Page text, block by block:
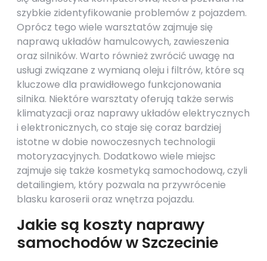
szybkie zidentyfikowanie problemów z pojazdem.
Oprócz tego wiele warsztatów zajmuje się
naprawą układów hamulcowych, zawieszenia
oraz silników. Warto również zwrócić uwagę na
usługi związane z wymianą oleju i filtrów, które są
kluczowe dla prawidłowego funkcjonowania
silnika. Niektóre warsztaty oferują także serwis
klimatyzacji oraz naprawy układów elektrycznych
i elektronicznych, co staje się coraz bardziej
istotne w dobie nowoczesnych technologii
motoryzacyjnych. Dodatkowo wiele miejsc
zajmuje się także kosmetyką samochodową, czyli
detailingiem, który pozwala na przywrócenie
blasku karoserii oraz wnętrza pojazdu.
Jakie są koszty naprawy
samochodów w Szczecinie